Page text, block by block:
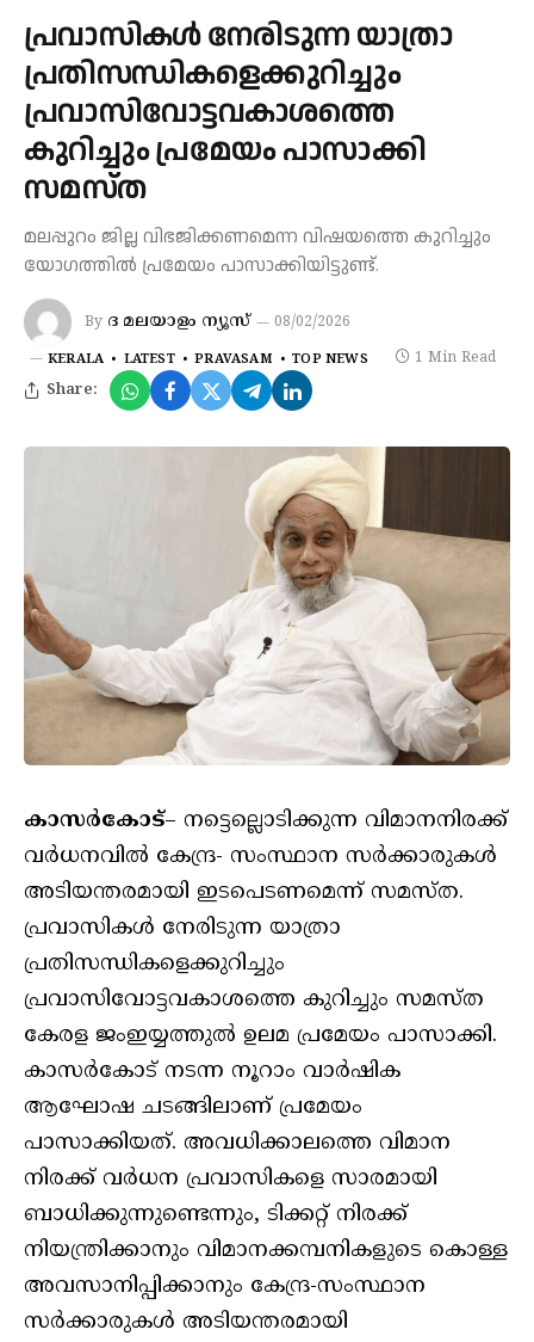
പ്രവാസികൾ നേരിടുന്ന യാത്രാ
പ്രതിസന്ധികളെക്കുറിച്ചും
പ്രവാസിവോട്ടവകാശത്തെ
കുറിച്ചും പ്രമേയം പാസാക്കി
സമസ്ത
മലപ്പുറം ജില്ല വിഭജിക്കണമെന്ന വിഷയത്തെ കുറിച്ചും
യോഗത്തിൽ പ്രമേയം പാസാക്കിയിട്ടുണ്ട്.
By ദ മലയാളം ന്യൂസ് 08/02/2026
KERALA LATEST PRAVASAM TOP NEWS 1 Min Read
Share:
കാസർകോട്– നട്ടെല്ലൊടിക്കുന്ന വിമാനനിരക്ക്
വർധനവിൽ കേന്ദ്ര- സംസ്ഥാന സർക്കാരുകൾ
അടിയന്തരമായി ഇടപെടണമെന്ന് സമസ്ത.
പ്രവാസികൾ നേരിടുന്ന യാത്രാ
പ്രതിസന്ധികളെക്കുറിച്ചും
പ്രവാസിവോട്ടവകാശത്തെ കുറിച്ചും സമസ്ത
കേരള ജംഇയ്യത്തുൽ ഉലമ പ്രമേയം പാസാക്കി.
കാസർകോട് നടന്ന നൂറാം വാർഷിക
ആഘോഷ ചടങ്ങിലാണ് പ്രമേയം
പാസാക്കിയത്. അവധിക്കാലത്തെ വിമാന
നിരക്ക് വർധന പ്രവാസികളെ സാരമായി
ബാധിക്കുന്നുണ്ടെന്നും, ടിക്കറ്റ് നിരക്ക്
നിയന്ത്രിക്കാനും വിമാനക്കമ്പനികളുടെ കൊള്ള
അവസാനിപ്പിക്കാനും കേന്ദ്ര-സംസ്ഥാന
സർക്കാരുകൾ അടിയന്തരമായി